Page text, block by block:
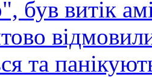
був витік
та